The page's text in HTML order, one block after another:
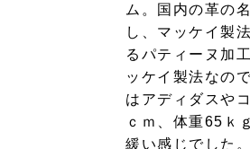
ム。国内の革の
し、マッケイ製
るパティーヌ加
ッケイ製法なの
はアディダスや
ｃｍ、体重65ｋ
緩い感じでした